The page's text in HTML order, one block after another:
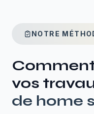
NOTRE
vos
de home